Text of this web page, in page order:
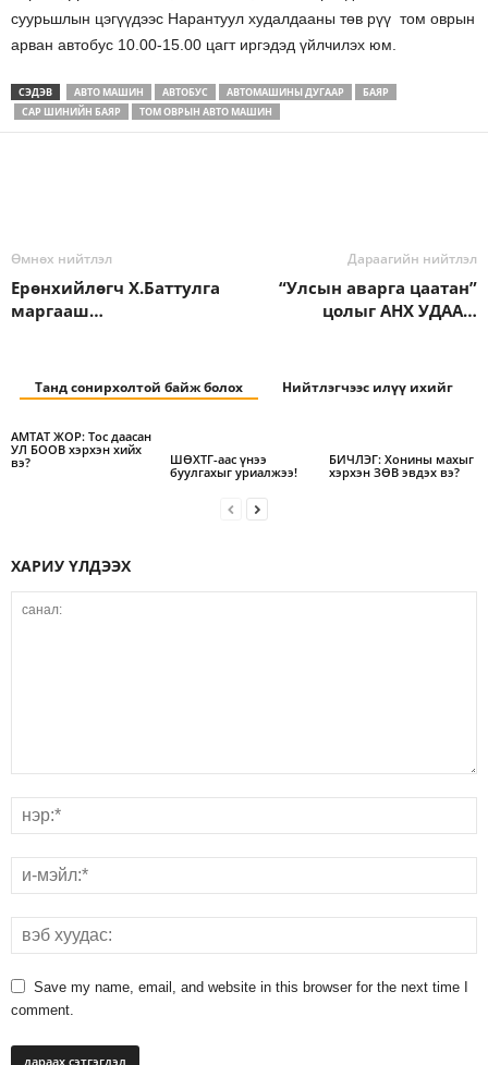
суурьшлын цэгүүдээс Нарантуул худалдааны төв рүү том оврын
арван автобус 10.00-15.00 цагт иргэдэд үйлчилэх юм.
СЭДЭВ АВТО МАШИН АВТОБУС АВТОМАШИНЫ ДУГААР
БАЯР
САР ШИНИЙН БАЯР
ТОМ ОВРЫН АВТО МАШИН
Өмнөх нийтлэл
Ерөнхийлөгч Х.Баттулга
маргааш…
Дараагийн нийтлэл
“Улсын аварга цаатан”
цолыг АНХ УДАА…
Танд сонирхолтой байж болох Нийтлэгчээс илүү ихийг
АМТАТ ЖОР: Тос даасан
УЛ БООВ хэрхэн хийх
вэ?
ШӨХТГ-аас үнээ
буулгахыг уриалжээ!
БИЧЛЭГ: Хонины махыг
хэрхэн ЗӨВ эвдэх вэ?
ХАРИУ ҮЛДЭЭХ
Save my name, email, and website in this browser for the next time I
comment.